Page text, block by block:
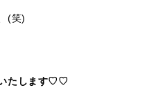
(笑)
いたします♡♡